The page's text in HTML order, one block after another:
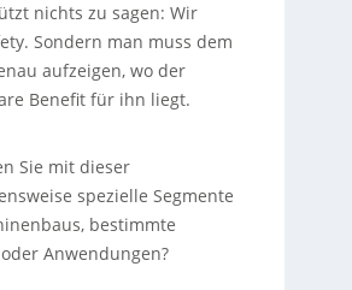
nichts zu sagen: Wir
Sondern man muss dem
aufzeigen, wo der
Benefit für ihn liegt.
Sie mit dieser
spezielle Segmente
bestimmte
Anwendungen?